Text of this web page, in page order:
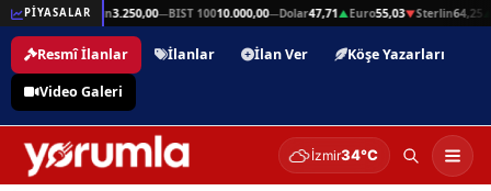
PİYASALAR
64,25▲Gram Altın 3.250,00—BIST 10010.000,00—Dolar47,71▲Euro55,03▼Sterlin64,25▲
Resmî İlanlar İlanlar İlan Ver
Köşe Yazarları
Video Galeri
İzmir34°C